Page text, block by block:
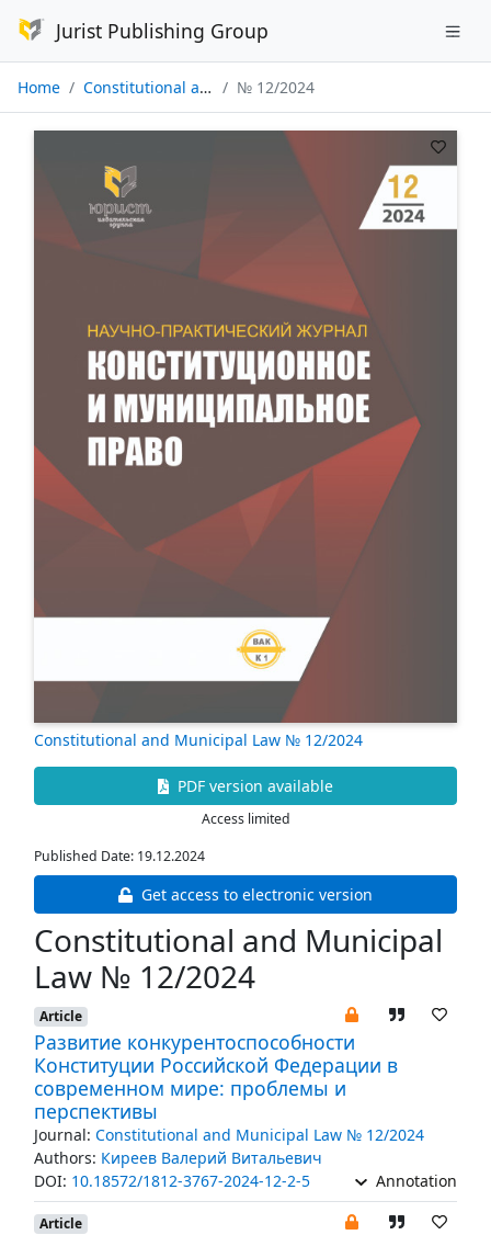
Jurist Publishing Group
Home Constitutional and Municipal Law № 12/2024
Constitutional and Municipal Law № 12/2024
PDF version available
Access limited
Published Date: 19.12.2024
Get access to electronic version
Constitutional and Municipal
Law № 12/2024
Article
Развитие конкурентоспособности
Конституции Российской Федерации в
современном мире: проблемы и
перспективы
Journal: Constitutional and Municipal Law № 12/2024
Authors: Киреев Валерий Витальевич
DOI: 10.18572/1812-3767-2024-12-2-5 Annotation
Article